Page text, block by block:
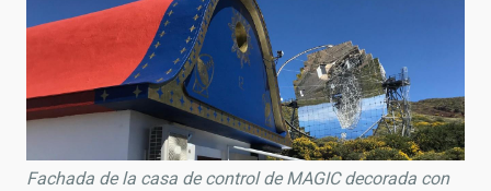
Fachada de la casa de control de MAGIC decorada con